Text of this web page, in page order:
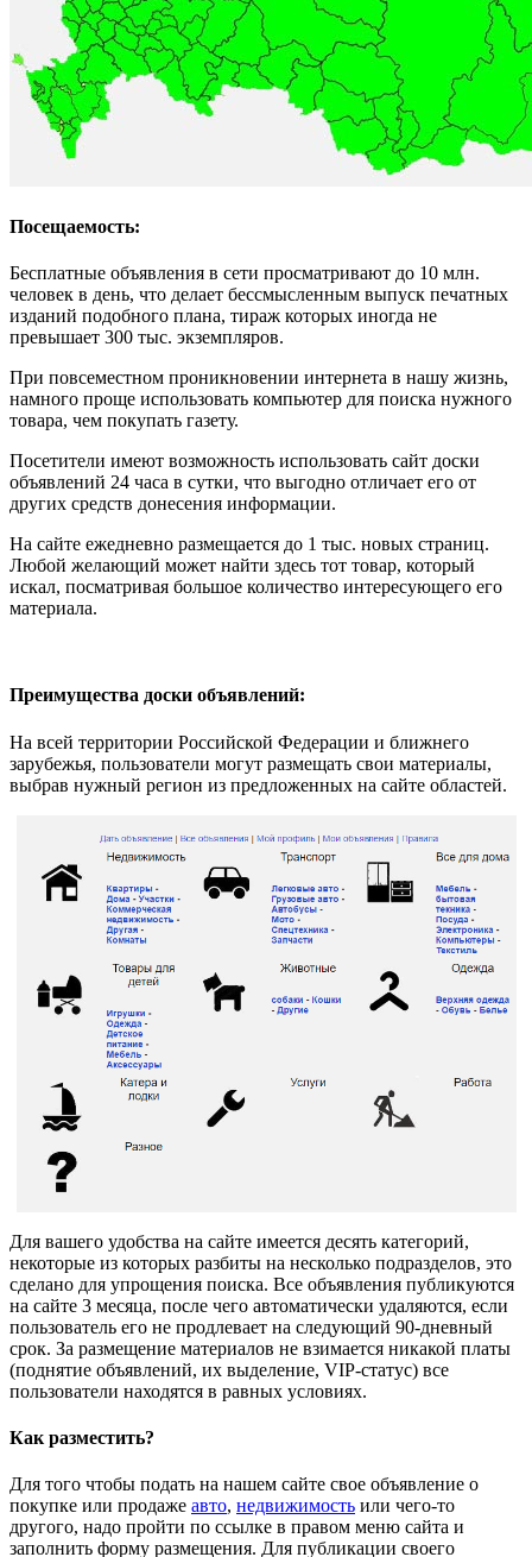
Посещаемость:
Бесплатные объявления в сети просматривают до 10 млн.
человек в день, что делает бессмысленным выпуск печатных
изданий подобного плана, тираж которых иногда не
превышает 300 тыс. экземпляров.
При повсеместном проникновении интернета в нашу жизнь,
намного проще использовать компьютер для поиска нужного
товара, чем покупать газету.
Посетители имеют возможность использовать сайт доски
объявлений 24 часа в сутки, что выгодно отличает его от
других средств донесения информации.
На сайте ежедневно размещается до 1 тыс. новых страниц.
Любой желающий может найти здесь тот товар, который
искал, посматривая большое количество интересующего его
материала.
Преимущества доски объявлений:
На всей территории Российской Федерации и ближнего
зарубежья, пользователи могут размещать свои материалы,
выбрав нужный регион из предложенных на сайте областей.
Для вашего удобства на сайте имеется десять категорий,
некоторые из которых разбиты на несколько подразделов, это
сделано для упрощения поиска. Все объявления публикуются
на сайте 3 месяца, после чего автоматически удаляются, если
пользователь его не продлевает на следующий 90-дневный
срок. За размещение материалов не взимается никакой платы
(поднятие объявлений, их выделение, VIP-статус) все
пользователи находятся в равных условиях.
Как разместить?
Для того чтобы подать на нашем сайте свое объявление о
покупке или продаже авто, недвижимость или чего-то
другого, надо пройти по ссылке в правом меню сайта и
заполнить форму размещения. Для публикации своего